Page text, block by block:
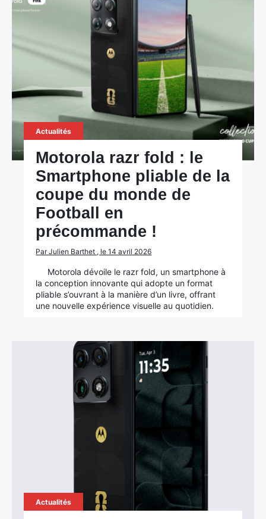
Actualités
Motorola razr fold : le
Smartphone pliable de la
coupe du monde de
Football en
précommande !
Par Julien Barthet , le 14 avril 2026
Motorola dévoile le razr fold, un smartphone à
la conception innovante qui adopte un format
pliable s’ouvrant à la manière d’un livre, offrant
une nouvelle expérience visuelle au quotidien.
Actualités